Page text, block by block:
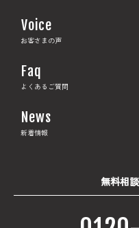
Voice
お客さまの声
Faq
よくあるご質問
News
新着情報
無料相